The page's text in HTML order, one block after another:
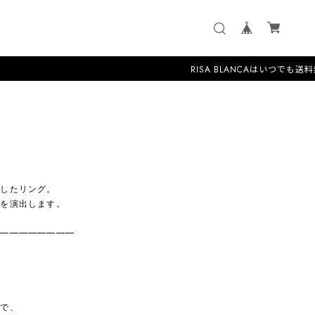
RISA BLANCAはいつでも送料無料(当
たリング。
演出します。
、